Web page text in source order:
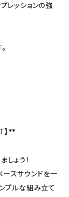
レッションの強
】**
ょう！
スサウンドを一
プルな組み立て